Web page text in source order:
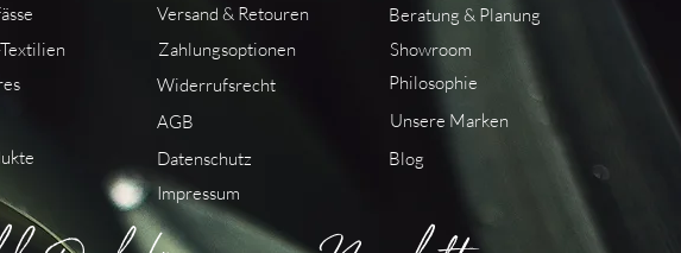
Versand & Retouren
Zahlungsoptionen
Widerrufsrecht
AGB
Datenschutz
Beratung & Planung
Showroom
Philosophie
Unsere Marken
Blog
Impressum